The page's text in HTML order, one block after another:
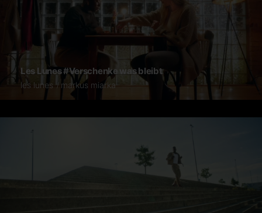
Les Lunes #Verschenke was bleibt
les lunes markus miarka